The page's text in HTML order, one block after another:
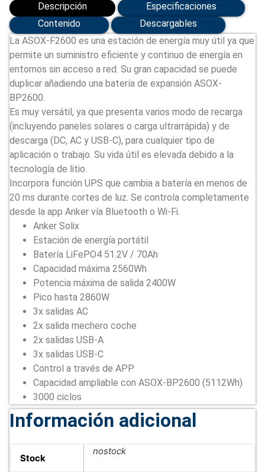
Descripción
Especificaciones
Contenido
Descargables
La ASOX-F2600 es una estación de energía muy útil ya que
permite un suministro eficiente y continuo de energía en
entornos sin acceso a red. Su gran capacidad se puede
duplicar añadiendo una batería de expansión ASOX-
BP2600.
Es muy versátil, ya que presenta varios modo de recarga
(incluyendo paneles solares o carga ultrarrápida) y de
descarga (DC, AC y USB-C), para cualquier tipo de
aplicación o trabajo. Su vida útil es elevada debido a la
tecnología de litio.
Incorpora función UPS que cambia a batería en menos de
20 ms durante cortes de luz. Se controla completamente
desde la app Anker vía Bluetooth o Wi-Fi.
Anker Solix
Estación de energía portátil
Batería LiFePO4 51.2V / 70Ah
Capacidad máxima 2560Wh
Potencia máxima de salida 2400W
Pico hasta 2860W
3x salidas AC
2x salida mechero coche
2x salidas USB-A
3x salidas USB-C
Control a través de APP
Capacidad ampliable con ASOX-BP2600 (5112Wh)
3000 ciclos
Información adicional
Stock
nostock